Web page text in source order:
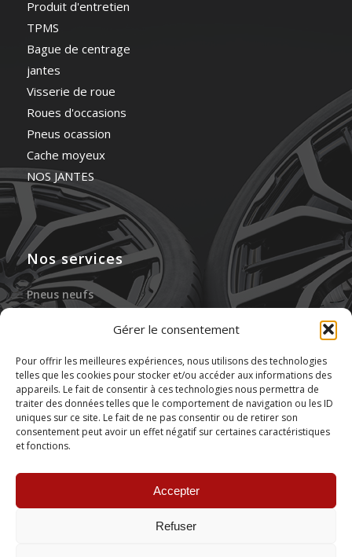
Gérer le consentement
Pour offrir les meilleures expériences, nous utilisons des technologies
telles que les cookies pour stocker et/ou accéder aux informations des
appareils. Le fait de consentir à ces technologies nous permettra de
traiter des données telles que le comportement de navigation ou les ID
uniques sur ce site. Le fait de ne pas consentir ou de retirer son
consentement peut avoir un effet négatif sur certaines caractéristiques
et fonctions.
Accepter
Refuser
Produit d'entretien
TPMS
Bague de centrage
jantes
Visserie de roue
Roues d'occasions
Pneus ocassion
Cache moyeux
NOS JANTES
Nos services
Pneus neufs
Gonflage à l’azote
Réparation des pneus
Stockage de pneus
Montage de pneus